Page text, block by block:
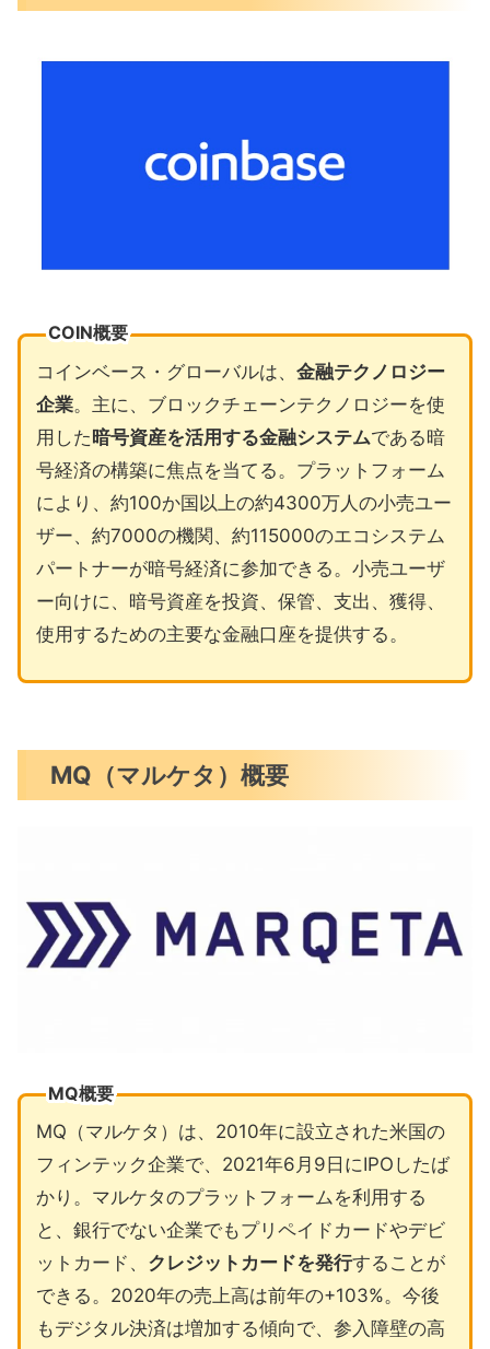
COIN概要
コインベース・グローバルは、 金融テクノロジー
企業。主に、ブロックチェーンテクノロジーを使
用した暗号資産を活用する金融システムである暗
号経済の構築に焦点を当てる。プラットフォーム
により、約100か国以上の約4300万人の小売ユー
ザー、約7000の機関、約115000のエコシステム
パートナーが暗号経済に参加できる。小売ユーザ
ー向けに、暗号資産を投資、保管、支出、獲得、
使用するための主要な金融口座を提供する。
MQ（マルケタ）概要
MQ概要
MQ（マルケタ）は、2010年に設立された米国の
フィンテック企業で、2021年6月9日にIPOしたば
かり。マルケタのプラットフォームを利用する
と、銀行でない企業でもプリペイドカードやデビ
ットカード、 クレジットカードを発行することが
できる。2020年の売上高は前年の+103%。今後
もデジタル決済は増加する傾向で、参入障壁の高